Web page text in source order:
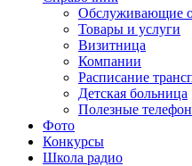
Обслуживающие
Товары и услуги
Визитница
Компании
Расписание
Детская больница
Полезные
Фото
Конкурсы
Школа радио